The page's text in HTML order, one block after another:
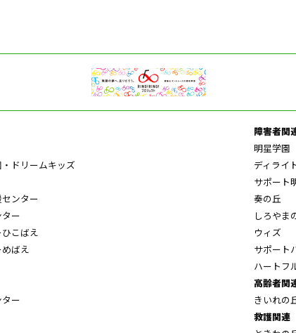
ドリームキッズ
ンター
ー
こばえ
ばえ
ー
障害者関
明星学園
ディライ
サポート
奏の丘
しろやま
ウィズ
サポート
ハートフ
高齢者関
きいれの
救護関連